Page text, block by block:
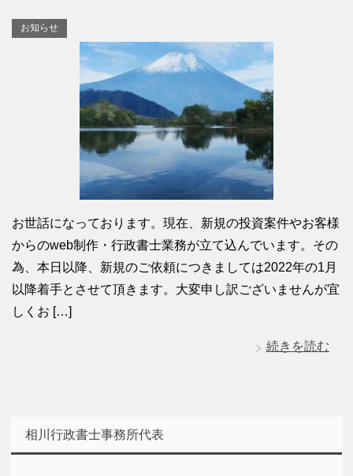
お知らせ
お世話になっております。現在、新規の投資案件やお客様
からのweb制作・行政書士業務が立て込んでいます。その
為、本日以降、新規のご依頼につきましては2022年の1月
以降着手とさせて頂きます。大変申し訳ございませんが宜
しくお […]
続きを読む
相川行政書士事務所代表